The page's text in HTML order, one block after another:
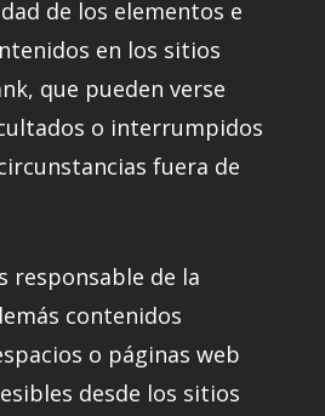
de los elementos e
en los sitios
que pueden verse
o interrumpidos
fuera de
responsable de la
contenidos
o páginas web
desde los sitios